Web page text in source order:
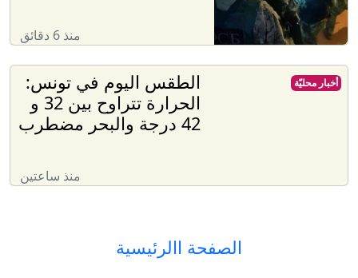
منذ 6 دقائق
الطقس اليوم في تونس:
الحرارة تتراوح بين 32 و
42 درجة والبحر مضطرب
منذ ساعتين
أخبار محليّة
الصفحة االرئيسية